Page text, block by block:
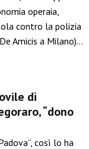
operaia,
contro la polizia
Amicis a Milano)…
di
“dono
così lo ha